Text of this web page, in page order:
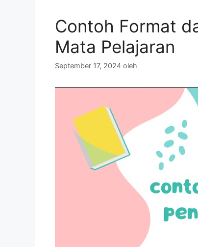
Contoh Format
Mata Pelajaran
September 17, 2024 oleh